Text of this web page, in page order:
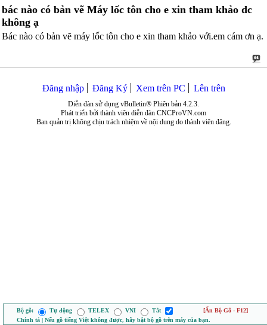
bác nào có bản vẽ Máy lốc tôn cho e xin tham khảo dc
không ạ
Bác nào có bản vẽ máy lốc tôn cho e xin tham khảo với.em cám ơn ạ.
Đăng nhập Đăng Ký Xem trên PC Lên trên
Diễn đàn sử dụng vBulletin® Phiên bản 4.2.3.
Phát triển bởi thành viên diễn đàn CNCProVN.com
Ban quản trị không chịu trách nhiệm về nội dung do thành viên đăng.
Bộ gõ: Tự động TELEX VNI Tắt
[Ẩn Bộ Gõ - F12]
Chính tả | Nếu gõ tiếng Việt không được, hãy bật bộ gõ trên máy của bạn.